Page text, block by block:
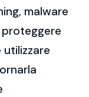
malware
utilizzare